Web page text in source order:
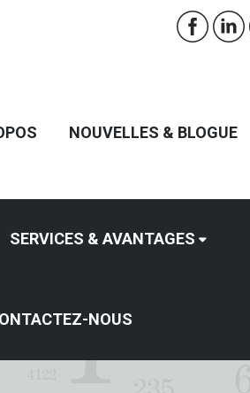
NOUVELLES & BLOGUE
SERVICES & AVANTAGES
NOUS